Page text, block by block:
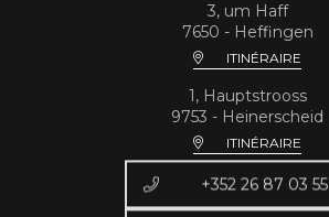
3, um Haff
7650 - Heffingen
ITINÉRAIRE
1, Hauptstrooss
9753 - Heinerscheid
ITINÉRAIRE
+352 26 87 03 55